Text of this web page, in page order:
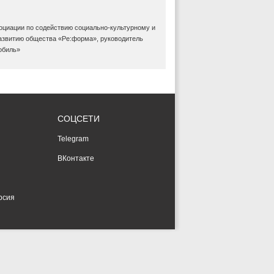
по содействию социально-культурному и
общества «Ре:форма», руководитель
СОЦСЕТИ
Telegram
ВКонтакте